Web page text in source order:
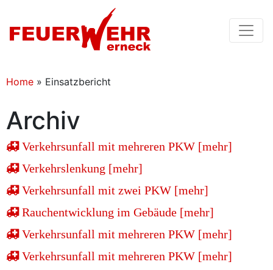
Home » Einsatzbericht
Archiv
Verkehrsunfall mit mehreren PKW [mehr]
Verkehrslenkung [mehr]
Verkehrsunfall mit zwei PKW [mehr]
Rauchentwicklung im Gebäude [mehr]
Verkehrsunfall mit mehreren PKW [mehr]
Verkehrsunfall mit mehreren PKW [mehr]